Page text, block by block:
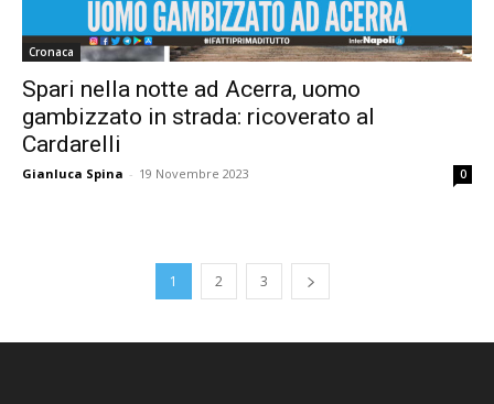
Cronaca
Spari nella notte ad Acerra, uomo
gambizzato in strada: ricoverato al
Cardarelli
Gianluca Spina - 19 Novembre 2023 0
1 2 3